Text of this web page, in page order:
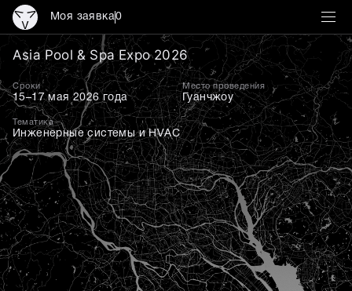
Моя заявка0
Бассейны и SPA
Asia Pool & Spa Expo 2026
Сроки
15–17 мая 2026 года
Место проведения
Гуанчжоу
Тематика
Инженерные системы и HVAC